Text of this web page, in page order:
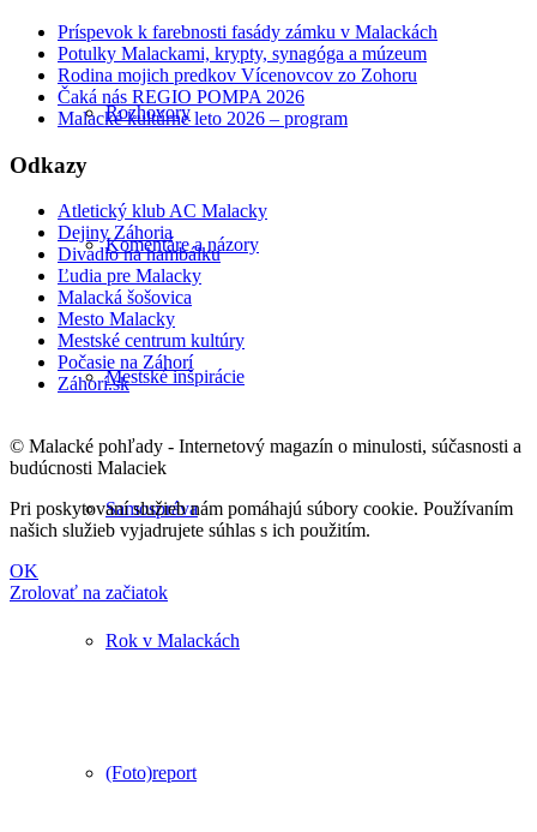
Rozhovory
Komentáre a názory
Mestské inšpirácie
Samospráva
Rok v Malackách
(Foto)report
Príspevok k farebnosti fasády zámku v Malackách
Potulky Malackami, krypty, synagóga a múzeum
Rodina mojich predkov Vícenovcov zo Zohoru
Čaká nás REGIO POMPA 2026
Malacké kultúrne leto 2026 – program
Odkazy
Atletický klub AC Malacky
Dejiny Záhoria
Divadlo na hambálku
Ľudia pre Malacky
Malacká šošovica
Mesto Malacky
Mestské centrum kultúry
Počasie na Záhorí
Záhorí.sk
© Malacké pohľady - Internetový magazín o minulosti, súčasnosti a
budúcnosti Malaciek
Pri poskytovaní služieb nám pomáhajú súbory cookie. Používaním
našich služieb vyjadrujete súhlas s ich použitím.
OK
Zrolovať na začiatok